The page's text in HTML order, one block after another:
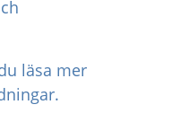
läsa mer